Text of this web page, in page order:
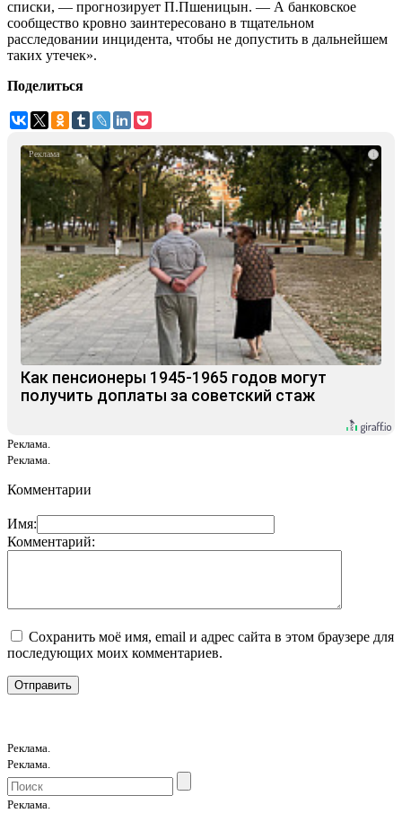
списки, — прогнозирует П.Пшеницын. — А банковское
сообщество кровно заинтересовано в тщательном
расследовании инцидента, чтобы не допустить в дальнейшем
таких утечек».
Поделиться
i
Как пенсионеры 1945-1965 годов могут
получить доплаты за советский стаж
Реклама.
Реклама.
Комментарии
Имя:
Комментарий:
Сохранить моё имя, email и адрес сайта в этом браузере для
последующих моих комментариев.
Реклама.
Реклама.
Реклама.